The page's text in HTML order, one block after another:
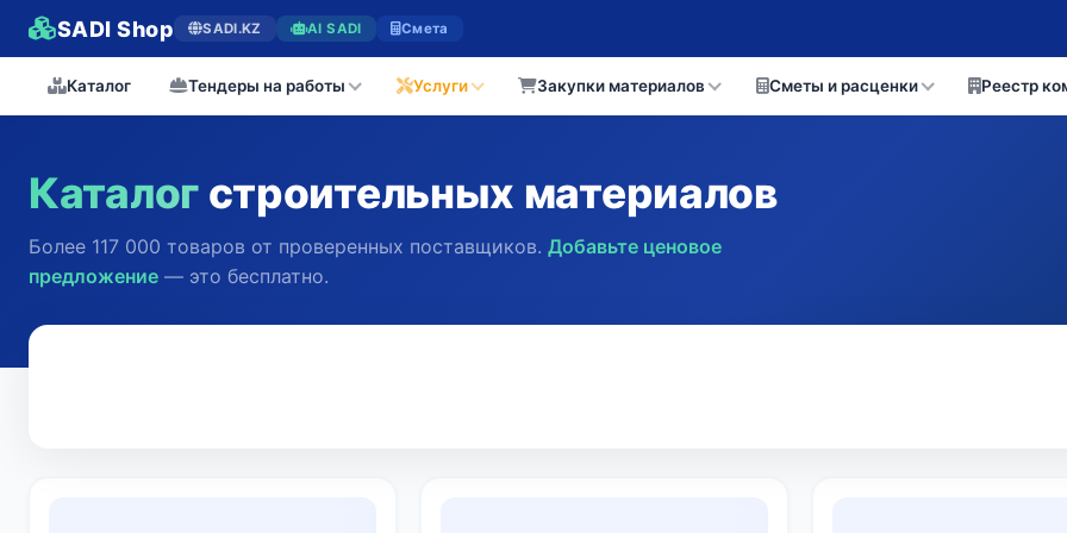
SADI Shop SADI.KZ AI SADI Смета
Каталог Тендеры на работы Услуги Закупки материалов Сметы и расценки Реестр
Каталогстроительных материалов
Более 117 000 товаров от проверенных поставщиков. Добавьте ценовое
предложение — это бесплатно.